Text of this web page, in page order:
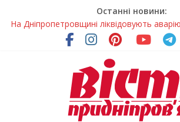
Останні новини:
На Дніпропетровщині ліквідовують
магістральному водогоні
Спортсменка з Кам’янського встановила
Дніпропетровщини з пауерліфтингу
Приховав майно та доходи: на
сільради визнали винним
На Дніпропетровщині зафіксували рясне
рослин (фото)